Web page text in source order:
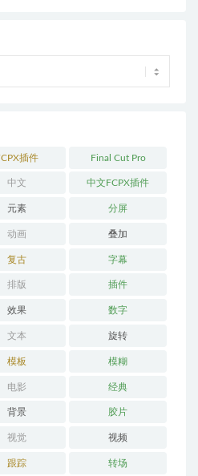
插件 Final Cut Pro
中文 中文FCPX插件
元素 分屏
动画 叠加
复古 字幕
排版 插件
效果 数字
文本 旋转
模板 模糊
电影 经典
背景 胶片
视觉 视频
跟踪 转场